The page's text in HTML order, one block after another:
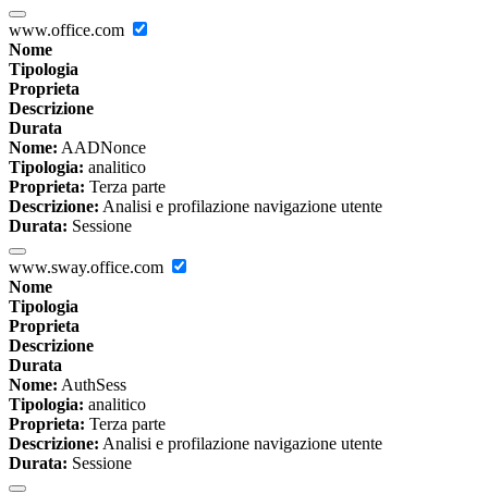
www.office.com
Nome
Tipologia
Proprieta
Descrizione
Durata
Nome: AADNonce
Tipologia: analitico
Proprieta: Terza parte
Descrizione: Analisi e profilazione navigazione utente
Durata: Sessione
www.sway.office.com
Nome
Tipologia
Proprieta
Descrizione
Durata
Nome: AuthSess
Tipologia: analitico
Proprieta: Terza parte
Descrizione: Analisi e profilazione navigazione utente
Durata: Sessione